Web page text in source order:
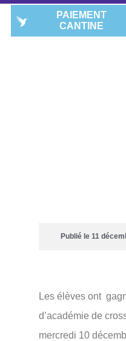
PAIEMENT
CANTINE
Publié le 11
Les élèves ont
d’académie de
mercredi 10